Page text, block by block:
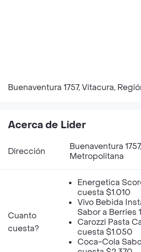
Buenaventura 1757, Vitacura,
Acerca de Lider
Dirección
Buenaventura
Metropolitana
Cuanto
cuesta?
Energetica
cuesta $1.010
Vivo Bebida
Sabor a Berries
Carozzi Pasta
cuesta $1.050
Coca-Cola